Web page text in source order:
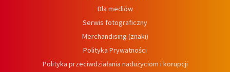
Dla mediów
Serwis fotograficzny
Merchandising (znaki)
Polityka Prywatności
Polityka przeciwdziałania nadużyciom i korupcji